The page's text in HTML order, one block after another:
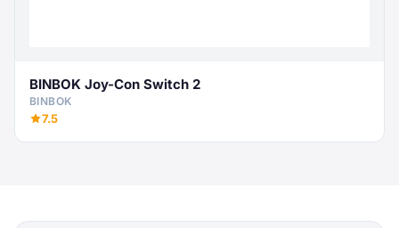
BINBOK Joy-Con Switch 2
BINBOK
7.5